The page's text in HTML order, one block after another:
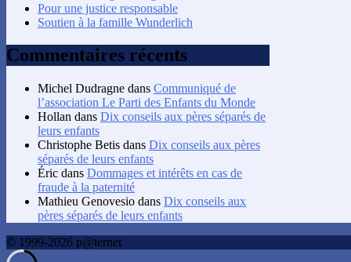
Pour une justice responsable
Soutien à la famille Wunderlich
Commentaires récents
Michel Dudragne dans Communiqué de
l’association Le Parti des Enfants du Monde
Hollan dans Dix conseils aux pères séparés de
leurs enfants
Christophe Betis dans Dix conseils aux pères
séparés de leurs enfants
Éric dans Dommages et intérêts en cas de
fraude à la paternité
Mathieu Genovesio dans Dix conseils aux
pères séparés de leurs enfants
© 1999-2026 p@ternet